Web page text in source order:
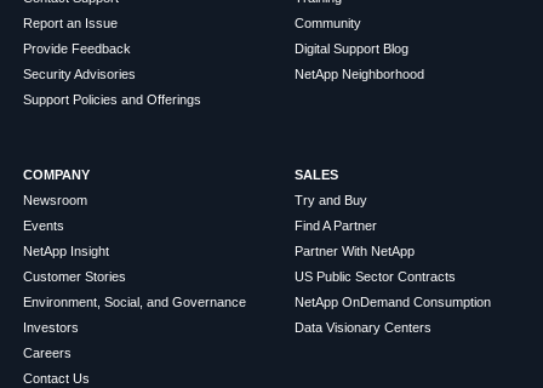
Report an Issue
Provide Feedback
Security Advisories
Support Policies and Offerings
Community
Digital Support Blog
NetApp Neighborhood
COMPANY
Newsroom
Events
NetApp Insight
Customer Stories
Environment, Social, and Governance
Investors
Careers
Contact Us
SALES
Try and Buy
Find A Partner
Partner With NetApp
US Public Sector Contracts
NetApp OnDemand Consumption
Data Visionary Centers